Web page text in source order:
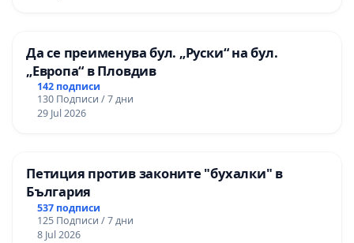
Да се преименува бул. „Руски“ на бул.
„Европа“ в Пловдив
142 подписи
130 Подписи / 7 дни
29 Jul 2026
Петиция против законите "бухалки" в
България
537 подписи
125 Подписи / 7 дни
8 Jul 2026